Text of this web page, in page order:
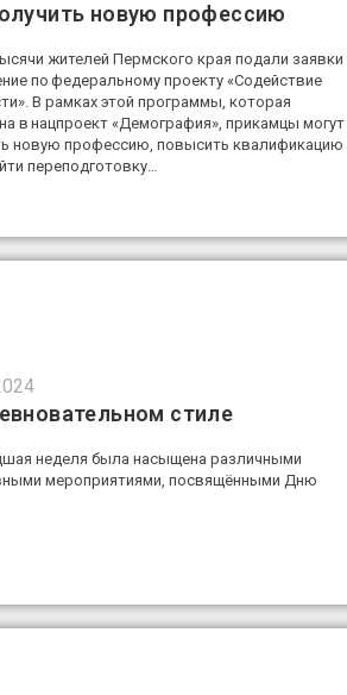
новую профессию
жителей Пермского края подали заявки
по федеральному проекту «Содействие
В рамках этой программы, которая
в нацпроект «Демография», прикамцы могут
новую профессию, повысить квалификацию
переподготовку…
стиле
неделя была насыщена различными
мероприятиями, посвящёнными Дню